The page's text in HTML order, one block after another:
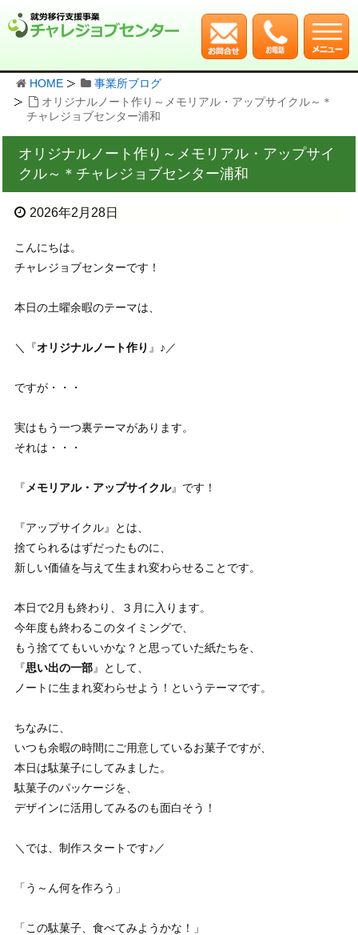
HOME
事業所ブログ
オリジナルノート作り～メモリアル・アップサイクル～＊
チャレジョブセンター浦和
オリジナルノート作り～メモリアル・アップサイ
クル～＊チャレジョブセンター浦和
2026年2月28日
こんにちは。
チャレジョブセンターです！
本日の土曜余暇のテーマは、
＼『オリジナルノート作り 』♪／
ですが・・・
実はもう一つ裏テーマがあります。
それは・・・
『 メモリアル・アップサイクル』です！
『アップサイクル』とは、
捨てられるはずだったものに、
新しい価値を与えて生まれ変わらせることです。
本日で2月も終わり、３月に入ります。
今年度も終わるこのタイミングで、
もう捨ててもいいかな？と思っていた紙たちを、
『思い出の一部』として、
ノートに生まれ変わらせよう！というテーマです。
ちなみに、
いつも余暇の時間にご用意しているお菓子ですが、
本日は駄菓子にしてみました。
駄菓子のパッケージを、
デザインに活用してみるのも面白そう！
＼では、制作スタートです♪／
「う～ん何を作ろう」
「この駄菓子、食べてみようかな！」